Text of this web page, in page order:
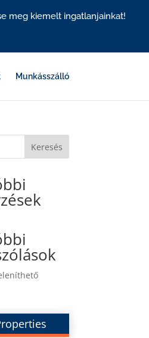
meg kiemelt ingatlanjainkat!
Munkásszálló
Keresés